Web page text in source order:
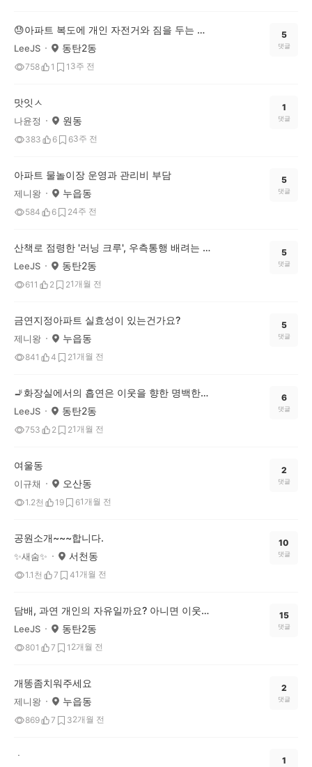
😓아파트 복도에 개인 자전거와 짐을 두는 것, 이웃을 향한 민폐일까요?
LeeJS 동탄2동
758 1 1 3주 전
5
댓글
맛잇ㅅ
나윤정 원동
383 6 63주 전
1
댓글
아파트 물놀이장 운영과 관리비 부담
제니왕 누읍동
584 6 24주 전
5
댓글
산책로 점령한 '러닝 크루', 우측통행 배려는 선택이 아닌 필수 아닐까요?
LeeJS 동탄2동
611 2 21개월 전
5
댓글
금연지정아파트 실효성이 있는건가요?
제니왕 누읍동
841 4 21개월 전
5
댓글
🚬화장실에서의 흡연은 이웃을 향한 명백한 폭력
LeeJS 동탄2동
753 2 21개월 전
6
댓글
여울동
이규채 오산동
1.2천 19 61개월 전
2
댓글
공원소개~~~합니다.
✨️새숨✨️ 서천동
1.1천 7 41개월 전
10
댓글
담배, 과연 개인의 자유일까요? 아니면 이웃에 대한 폭력일까요?
LeeJS 동탄2동
801 7 1 2개월 전
15
댓글
개똥좀치워주세요
제니왕 누읍동
869 7 32개월 전
2
댓글
ㆍ 1